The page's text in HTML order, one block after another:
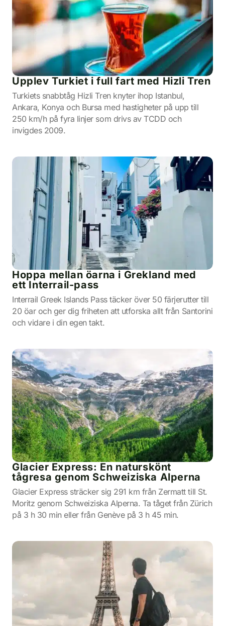
Upplev Turkiet i full fart med Hizli Tren
Turkiets snabbtåg Hizli Tren knyter ihop Istanbul,
Ankara, Konya och Bursa med hastigheter på upp till
250 km/h på fyra linjer som drivs av TCDD och
invigdes 2009.
Hoppa mellan öarna i Grekland med
ett Interrail-pass
Interrail Greek Islands Pass täcker över 50 färjerutter till
20 öar och ger dig friheten att utforska allt från Santorini
och vidare i din egen takt.
Glacier Express: En naturskönt
tågresa genom Schweiziska Alperna
Glacier Express sträcker sig 291 km från Zermatt till St.
Moritz genom Schweiziska Alperna. Ta tåget från Zürich
på 3 h 30 min eller från Genève på 3 h 45 min.